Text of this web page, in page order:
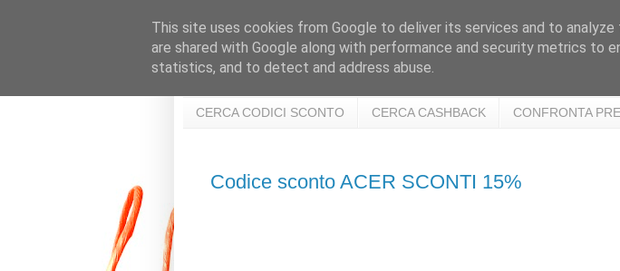
CERCA CODICI SCONTO CERCA CASHBACK CONFRONTA
Codice sconto ACER SCONTI 15%
This site uses cookies from Google to deliver its services and to analyze
are shared with Google along with performance and security metrics to
statistics, and to detect and address abuse.